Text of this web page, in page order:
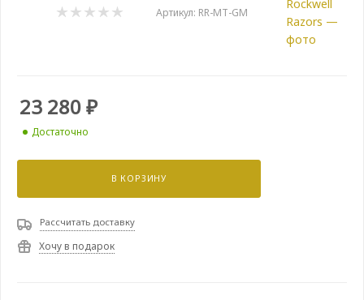
Артикул: RR-MT-GM
23 280₽
Достаточно
В КОРЗИНУ
Рассчитать доставку
Хочу в подарок